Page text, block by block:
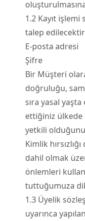
1.2Kayıt işlemi
talep edilecektir
E-posta adresi
Şifre
Bir Müşteri
doğruluğu,
sıra yasal
ettiğiniz ülkede
yetkili
Kimlik
dahil olmak
önlemleri
tuttuğumuza
1.3Üyelik
uyarınca